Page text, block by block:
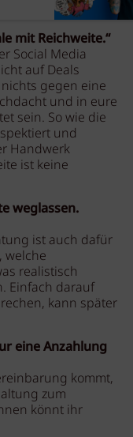
mit Reichweite.“
Social Media
auf Deals
gegen eine
und in eure
sein. So wie die
und
Handwerk
ist keine
weglassen.
ist auch dafür
welche
realistisch
Einfach darauf
kann später
eine Anzahlung
kommt,
zum
könnt ihr